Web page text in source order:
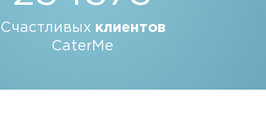
Счастливых клиентов
CaterMe